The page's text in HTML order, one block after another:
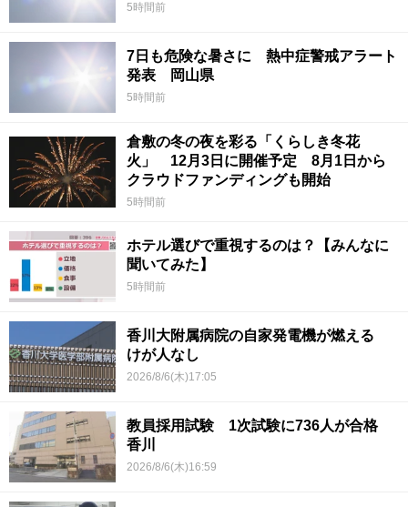
5時間前
7日も危険な暑さに 熱中症警戒アラート
発表 岡山県
5時間前
倉敷の冬の夜を彩る「くらしき冬花
火」 12月3日に開催予定 8月1日から
クラウドファンディングも開始
5時間前
ホテル選びで重視するのは？【みんなに
聞いてみた】
5時間前
香川大附属病院の自家発電機が燃える
けが人なし
2026/8/6(木)17:05
教員採用試験 1次試験に736人が合格
香川
2026/8/6(木)16:59